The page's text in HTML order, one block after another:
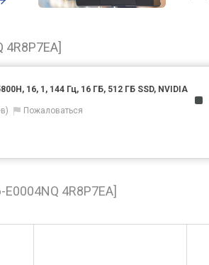
4R8P7EA]
16, 1, 144 Гц, 16 ГБ, 512 ГБ SSD, NVIDIA
Пожаловаться
E0004NQ 4R8P7EA]